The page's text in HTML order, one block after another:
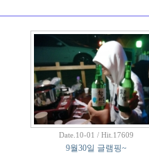
Date.10-01 / Hit.17609
9월30일 글램핑~